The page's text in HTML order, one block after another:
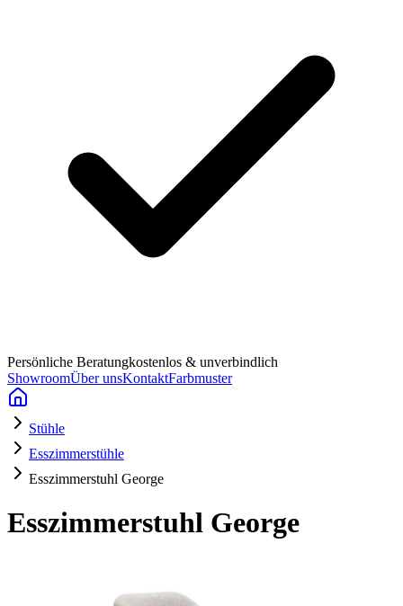
Persönliche Beratungkostenlos & unverbindlich
ShowroomÜber unsKontaktFarbmuster
Stühle
Esszimmerstühle
Esszimmerstuhl George
Esszimmerstuhl George